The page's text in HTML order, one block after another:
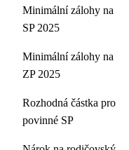
Minimální zálohy na
SP 2025
Minimální zálohy na
ZP 2025
Rozhodná částka pro
povinné SP